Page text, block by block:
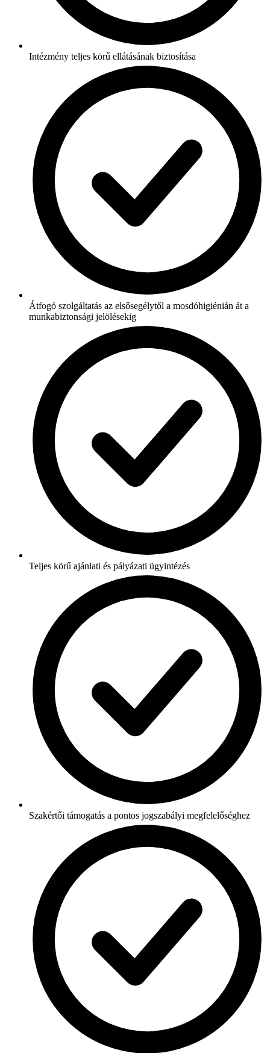
Intézmény teljes körű ellátásának biztosítása
Átfogó szolgáltatás az elsősegélytől a mosdóhigiénián át a
munkabiztonsági jelölésekig
Teljes körű ajánlati és pályázati ügyintézés
Szakértői támogatás a pontos jogszabályi megfelelőséghez